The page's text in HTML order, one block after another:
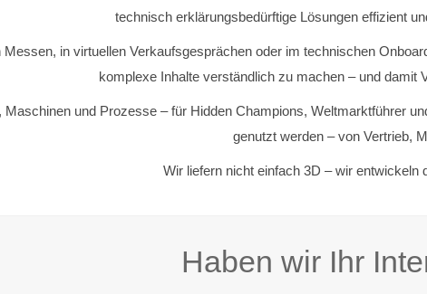
technisch erklärungsbedürftige Lösungen effizient
Messen, in virtuellen Verkaufsgesprächen oder im technischen
komplexe Inhalte verständlich zu machen – und damit
Maschinen und Prozesse – für Hidden Champions, Weltmarktführer
genutzt werden – von Vertrieb,
Wir liefern nicht einfach 3D – wir entwickeln
Haben wir Ihr